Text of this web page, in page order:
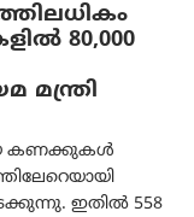
80,000
മന്ത്രി
കണക്കുകൾ
ഇതിൽ 558